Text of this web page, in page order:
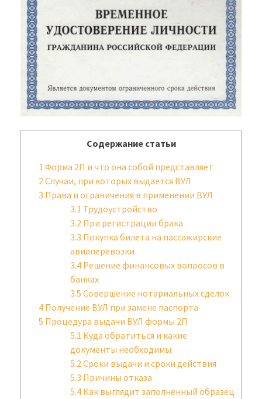
Содержание статьи
1 Форма 2П и что она собой представляет
2Случаи, при которых выдается ВУЛ
3 Права и ограничения в применении ВУЛ
3.1 Трудоустройство
3.2 При регистрации брака
3.3 Покупка билета на пассажирские
авиаперевозки
3.4 Решение финансовых вопросов в
банках
3.5 Совершение нотариальных сделок
4 Получение ВУЛ при замене паспорта
5 Процедура выдачи ВУЛ формы 2П
5.1 Куда обратиться и какие
документы необходимы
5.2Сроки выдачи и сроки действия
5.3 Причины отказа
5.4 Как выглядит заполненный образец